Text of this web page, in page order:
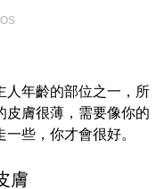
人年齡的部位之一，所
皮膚很薄，需要像你的
些，你才會很好。
膚